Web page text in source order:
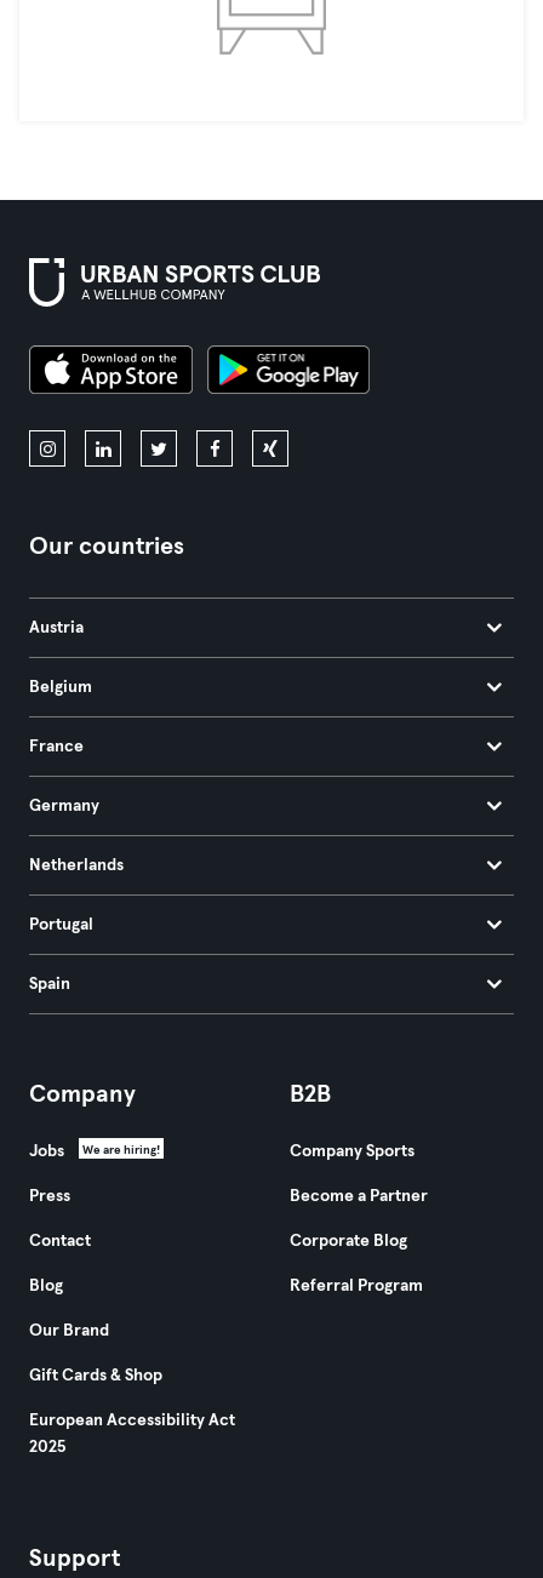
Our countries
Austria
Belgium
France
Germany
Netherlands
Portugal
Spain
Company
Jobs We are hiring!
Press
Contact
Blog
Our Brand
Gift Cards & Shop
European Accessibility Act
2025
B2B
Company Sports
Become a Partner
Corporate Blog
Referral Program
Support